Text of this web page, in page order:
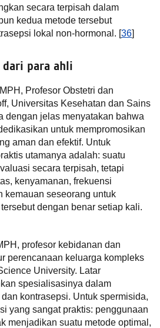
secara terpisah dalam
kedua metode tersebut
lokal non-hormonal. [36]
para ahli
Profesor Obstetri dan
Universitas Kesehatan dan Sains
dengan jelas menyatakan bahwa
untuk mempromosikan
aman dan efektif. Untuk
utamanya adalah: suatu
secara terpisah, tetapi
kenyamanan, frekuensi
kemauan seseorang untuk
dengan benar setiap kali.
profesor kebidanan dan
perencanaan keluarga kompleks
University. Latar
spesialisasinya dalam
kontrasepsi. Untuk spermisida,
yang sangat praktis: penggunaan
menjadikan suatu metode optimal,